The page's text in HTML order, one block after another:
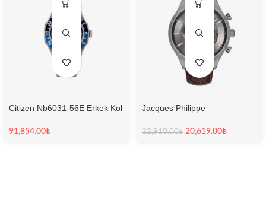
Citizen Nb6031-56E Erkek Kol
91,854.00₺
Jacques Philippe
Saati
22,910.00₺ 20,619.00₺